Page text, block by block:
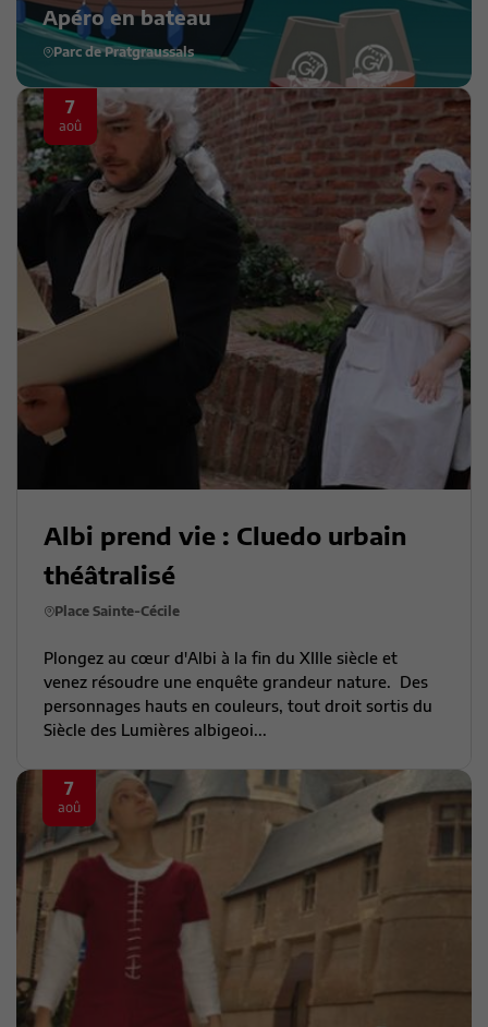
Apéro en bateau
Parc de Pratgraussals
7
aoû
Albi prend vie : Cluedo urbain
théâtralisé
Place Sainte-Cécile
Plongez au cœur d'Albi à la fin du XIIIe siècle et
venez résoudre une enquête grandeur nature. Des
personnages hauts en couleurs, tout droit sortis du
Siècle des Lumières albigeoi...
7
aoû